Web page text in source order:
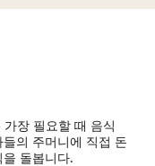
장 필요할 때 음식
의 주머니에 직접 돈
돌봅니다.